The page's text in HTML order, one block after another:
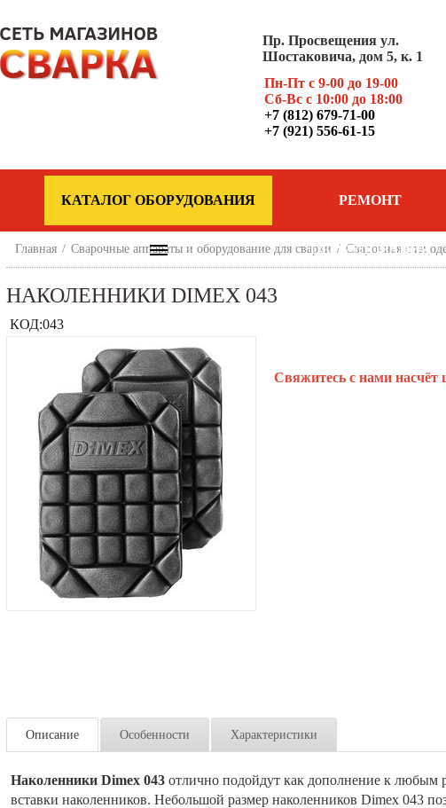
Пр. Просвещения ул.
Шостаковича, дом 5, к. 1
Пн-Пт с 9-00 до 19-00
Сб-Вс с 10:00 до 18:00
+7 (812) 679-71-00
+7 (921) 556-61-15
КАТАЛОГ ОБОРУДОВАНИЯ РЕМОНТ
ОБОРУДОВАНИЯ
Главная / Сварочные аппараты и оборудование для сварки / Сварочная
НАКОЛЕННИКИ DIMEX 043
КОД:043
Свяжитесь с нами насчёт
Описание Особенности Характеристики
Наколенники Dimex 043 отлично подойдут как дополнение к
вставки наколенников. Небольшой размер наколенников Dimex 043